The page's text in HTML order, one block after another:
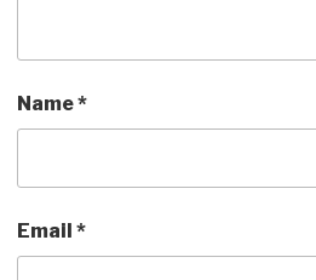
Name*
Email *